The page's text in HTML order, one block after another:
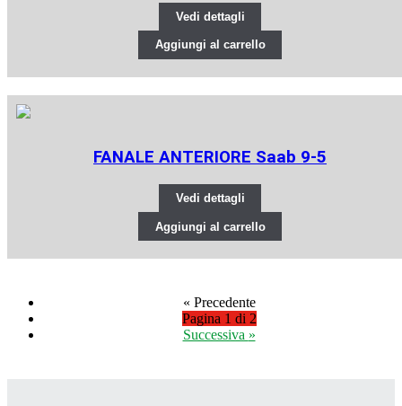
Vedi dettagli
Aggiungi al carrello
FANALE ANTERIORE Saab 9-5
Vedi dettagli
Aggiungi al carrello
« Precedente
Pagina 1 di 2
Successiva »